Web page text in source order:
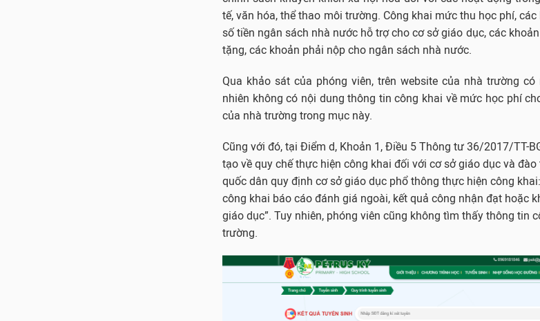
tế, văn hóa, thể thao môi trường. Công khai mức thu học phí,
số tiền ngân sách nhà nước hỗ trợ cho cơ sở giáo dục, các
tặng, các khoản phải nộp cho ngân sách nhà nước.
Qua khảo sát của phóng viên, trên website của nhà trường
nhiên không có nội dung thông tin công khai về mức học phí
của nhà trường trong mục này.
Cũng với đó, tại Điểm d, Khoản 1, Điều 5 Thông tư 36/2017/TT-
tạo về quy chế thực hiện công khai đối với cơ sở giáo dục và
quốc dân quy định cơ sở giáo dục phổ thông thực hiện công
công khai báo cáo đánh giá ngoài, kết quả công nhận đạt hoặc
giáo dục”. Tuy nhiên, phóng viên cũng không tìm thấy thông tin
trường.